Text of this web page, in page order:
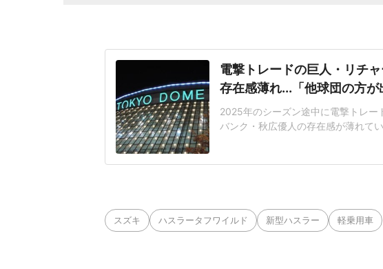
電撃トレードの巨人・リチ
存在感薄れ...「他球団の方
2025年のシーズン途中に電撃トレー
バンク・秋広優人の存在感が薄れて
いリチャードはソフトバンク在籍時
いた長打力を評価され、秋広優人、
スズキ ハスラータフワイルド 新型ハスラー 軽乗用車